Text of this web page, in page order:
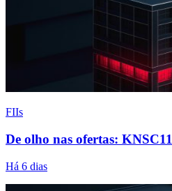
FIIs
De olho nas ofertas:
Há 6 dias